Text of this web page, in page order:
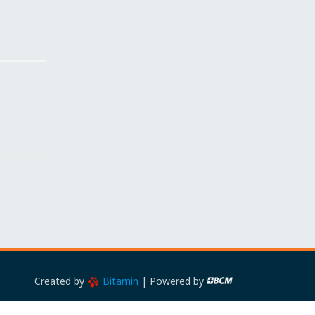
Created by Bitamin | Powered by